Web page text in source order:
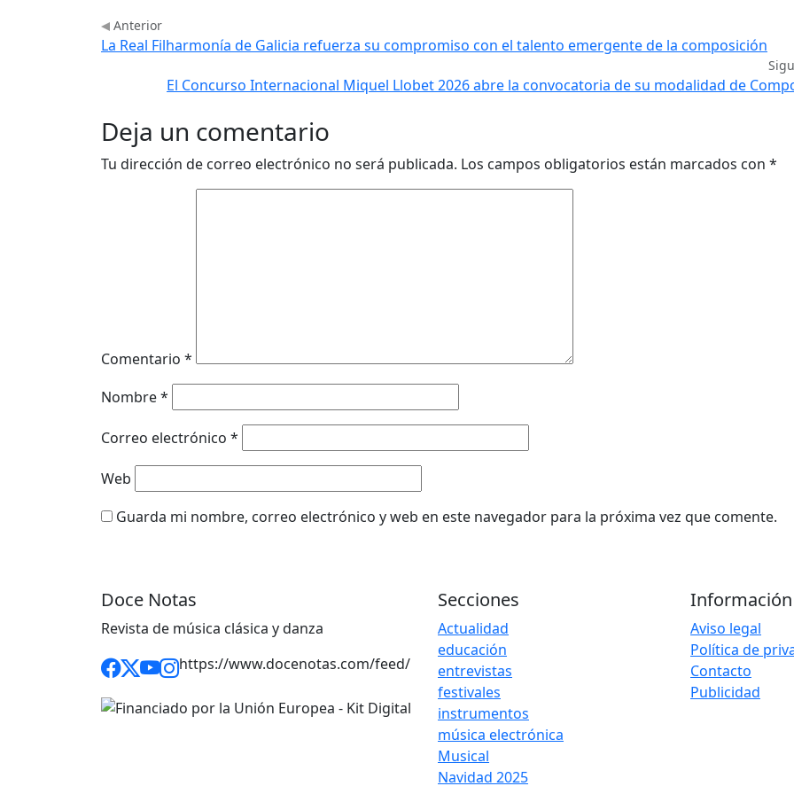
Anterior
La Real Filharmonía de Galicia refuerza su compromiso con el talento emergente de la composición
El Concurso Internacional Miquel Llobet 2026 abre la convocatoria de su modalidad de
Deja un comentario
Tu dirección de correo electrónico no será publicada. Los campos obligatorios están marcados con *
Comentario *
Nombre*
Correo electrónico *
Web
Guarda mi nombre, correo electrónico y web en este navegador para la próxima vez que comente.
Doce Notas
Revista de música clásica y danza
https://www.docenotas.com/feed/
Secciones
Actualidad
educación
entrevistas
festivales
instrumentos
música electrónica
Musical
Navidad 2025
Información
Aviso legal
Política de
Contacto
Publicidad